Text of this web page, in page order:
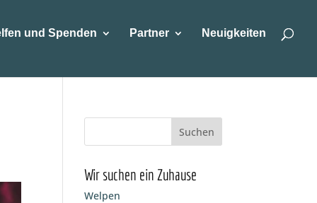
und Spenden Partner Neuigkeiten
Wir suchen ein Zuhause
Welpen